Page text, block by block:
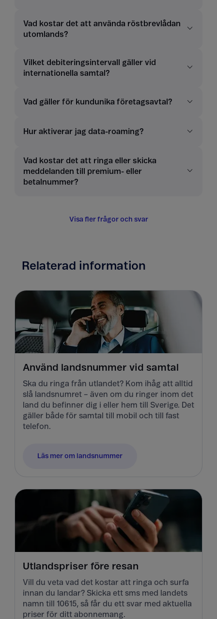
Vad kostar det att använda röstbrevlådan
utomlands?
Vilket debiteringsintervall gäller vid
internationella samtal?
Vad gäller för kundunika företagsavtal?
Hur aktiverar jag data-roaming?
Vad kostar det att ringa eller skicka
meddelanden till premium- eller
betalnummer?
Visa fler frågor och svar
Relaterad information
Använd landsnummer vid samtal
Ska du ringa från utlandet? Kom ihåg att alltid
slå landsnumret – även om du ringer inom det
land du befinner dig i eller hem till Sverige. Det
gäller både för samtal till mobil och till fast
telefon.
Läs mer om landsnummer
Utlandspriser före resan
Vill du veta vad det kostar att ringa och surfa
innan du landar? Skicka ett sms med landets
namn till 10615, så får du ett svar med aktuella
priser för ditt abonnemang.